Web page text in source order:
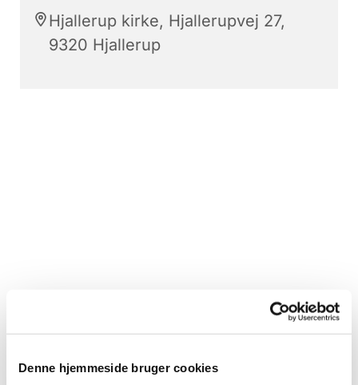
Denne hjemmeside bruger cookies
Hjallerup kirke, Hjallerupvej 27,
9320 Hjallerup